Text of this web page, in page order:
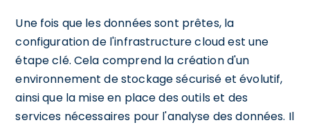
Une fois que les données sont prêtes, la
configuration de l'infrastructure cloud est une
étape clé. Cela comprend la création d'un
environnement de stockage sécurisé et évolutif,
ainsi que la mise en place des outils et des
services nécessaires pour l'analyse des données. Il